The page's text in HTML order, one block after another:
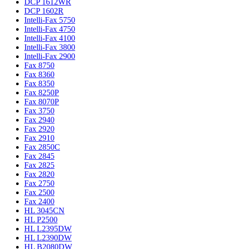
DCP 1602R
Intelli-Fax 5750
Intelli-Fax 4750
Intelli-Fax 4100
Intelli-Fax 3800
Intelli-Fax 2900
Fax 8750
Fax 8360
Fax 8350
Fax 8250P
Fax 8070P
Fax 3750
Fax 2940
Fax 2920
Fax 2910
Fax 2850C
Fax 2845
Fax 2825
Fax 2820
Fax 2750
Fax 2500
Fax 2400
HL 3045CN
HL P2500
HL L2395DW
HL L2390DW
HL B2080DW